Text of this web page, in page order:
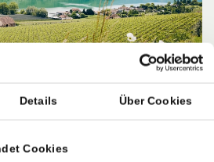
Details Über Cookies
Cookies